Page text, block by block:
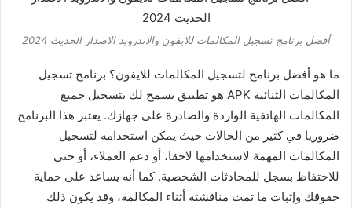
أفضل برنامج تسجيل المكالمات للايفون والاندرويد الاصدار الحديث 2024
ما هو أفضل برنامج لتسجيل المكالمات للايفون؟ برنامج تسجيل
المكالمات الثنائية APK هو تطبيق يسمح لك بتسجيل جميع
المكالمات الهاتفية الواردة والصادرة على جهازك. يعتبر هذا البرنامج
ضروريا في كثير من الحالات حيث يمكن استخدامه لتسجيل
المكالمات المهمة لاستخدامها لاحقا، أو دعم العملاء، أو حتى
للاحتفاظ بسجل للمحادثات الشخصية. كما أنه يساعد على حماية
حقوقك وإثبات ما تمت مناقشته أثناء المكالمة، وقد يكون ذلك